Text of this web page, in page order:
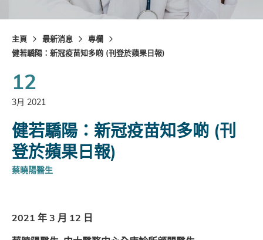
主頁 最新消息
專欄
健若驕陽：新冠疫苗知多啲 (刊登於蘋果日報)
12
3月 2021
健若驕陽：新冠疫苗知多啲 (刊
登於蘋果日報)
蔡曉陽醫生
2021 年 3 月 12 日